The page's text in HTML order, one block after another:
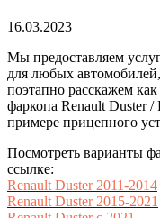
16.03.2023
Мы предоставляем
для любых
поэтапно расскажем как
фаркопа Renault Duster /
примере прицепного
Посмотреть варианты
ссылке:
Renault Duster 2011-2014
Renault Duster 2015-2021